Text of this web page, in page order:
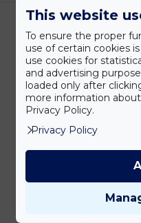
Vásárolj nagyobb
This website
To ensure the proper
use of certain cookies
use cookies for
and advertising
loaded only after
more information
Privacy Policy.
Privacy Policy